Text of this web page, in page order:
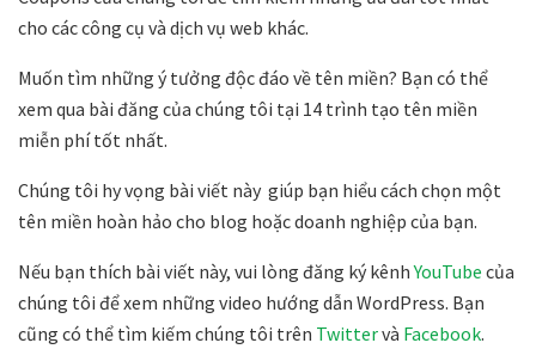
cho các công cụ và dịch vụ web khác.
Muốn tìm những ý tưởng độc đáo về tên miền? Bạn có thể
xem qua bài đăng của chúng tôi tại 14 trình tạo tên miền
miễn phí tốt nhất.
Chúng tôi hy vọng bài viết này giúp bạn hiểu cách chọn một
tên miền hoàn hảo cho blog hoặc doanh nghiệp của bạn.
Nếu bạn thích bài viết này, vui lòng đăng ký kênhYouTube của
chúng tôi để xem những video hướng dẫn WordPress. Bạn
cũng có thể tìm kiếm chúng tôi trên Twittervà Facebook.